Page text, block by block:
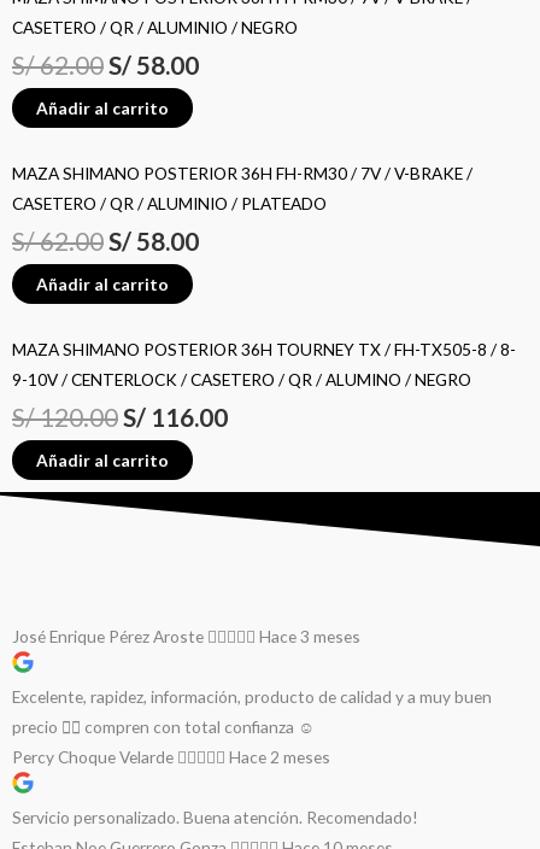
CASETERO / QR / ALUMINIO / NEGRO
S/62.00S/58.00
Añadir al carrito
MAZA SHIMANO POSTERIOR 36H FH-RM30 / 7V / V-BRAKE /
CASETERO / QR / ALUMINIO / PLATEADO
S/62.00S/58.00
Añadir al carrito
MAZA SHIMANO POSTERIOR 36H TOURNEY TX / FH-TX505-8 / 8-
9-10V / CENTERLOCK / CASETERO / QR / ALUMINO / NEGRO
S/120.00S/ 116.00
Añadir al carrito
José Enrique Pérez Aroste Hace 3 meses
Excelente, rapidez, información, producto de calidad y a muy buen
precio 👌🏻 compren con total confianza ☺️
Percy Choque Velarde
Hace 2 meses
Servicio personalizado. Buena atención. Recomendado!